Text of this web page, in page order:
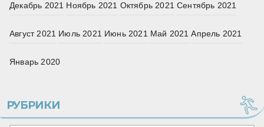
Декабрь 2021 Ноябрь 2021 Октябрь 2021 Сентябрь 2021
Август 2021 Июль 2021 Июнь 2021 Май 2021 Апрель 2021
Январь 2020
РУБРИКИ